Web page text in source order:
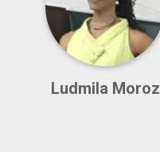
Ludmila Moroz